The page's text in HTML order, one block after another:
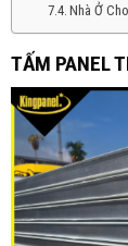
Nhà Ở
TẤM PANEL